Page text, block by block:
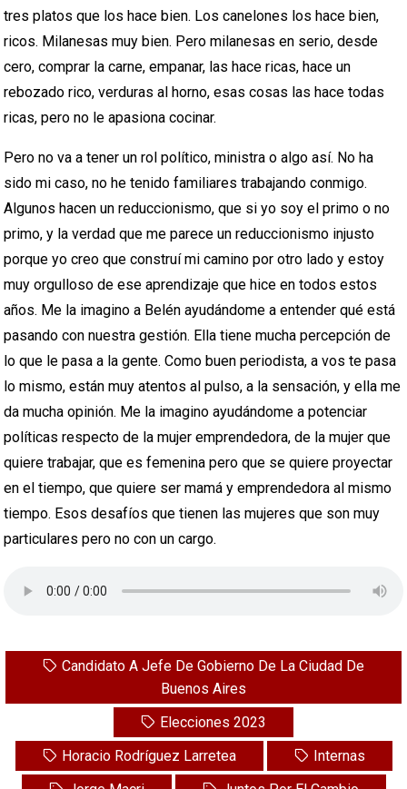
tres platos que los hace bien. Los canelones los hace bien,
ricos. Milanesas muy bien. Pero milanesas en serio, desde
cero, comprar la carne, empanar, las hace ricas, hace un
rebozado rico, verduras al horno, esas cosas las hace todas
ricas, pero no le apasiona cocinar.
Pero no va a tener un rol político, ministra o algo así. No ha
sido mi caso, no he tenido familiares trabajando conmigo.
Algunos hacen un reduccionismo, que si yo soy el primo o no
primo, y la verdad que me parece un reduccionismo injusto
porque yo creo que construí mi camino por otro lado y estoy
muy orgulloso de ese aprendizaje que hice en todos estos
años. Me la imagino a Belén ayudándome a entender qué está
pasando con nuestra gestión. Ella tiene mucha percepción de
lo que le pasa a la gente. Como buen periodista, a vos te pasa
lo mismo, están muy atentos al pulso, a la sensación, y ella me
da mucha opinión. Me la imagino ayudándome a potenciar
políticas respecto de la mujer emprendedora, de la mujer que
quiere trabajar, que es femenina pero que se quiere proyectar
en el tiempo, que quiere ser mamá y emprendedora al mismo
tiempo. Esos desafíos que tienen las mujeres que son muy
particulares pero no con un cargo.
Candidato A Jefe De Gobierno De La Ciudad De
Buenos Aires
Elecciones 2023
Horacio Rodríguez Larretea
Internas